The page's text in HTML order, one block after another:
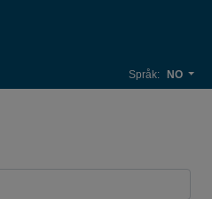
Språk: NO